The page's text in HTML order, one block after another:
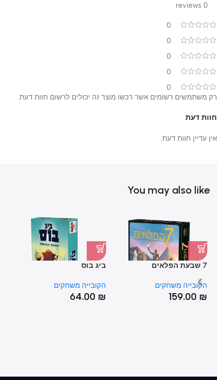
0 reviews
0
0
0
0
0
חוות דעת
אין עדיין חוות דעת.
רק משתמשים רשומים אשר רכשו מוצר זה יכולים לרשום חוות דעת.
You may also like
7 שבעת הפלאים
הקובייה משחקים
159.00 ₪
ביג בוס
הקובייה משחקים
64.00 ₪